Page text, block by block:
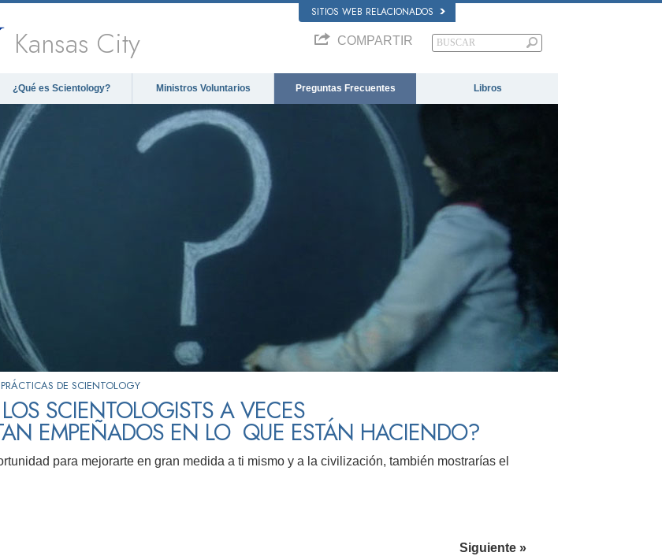
SITIOS WEB RELACIONADOS
Kansas City COMPARTIR
¿Qué es Scientology? Ministros Voluntarios Preguntas Frecuentes Libros
DE SCIENTOLOGY
SCIENTOLOGISTS A VECES
EMPEÑADOS EN LO QUE ESTÁN HACIENDO?
para mejorarte en gran medida a ti mismo y a la civilización, también mostrarías el
Siguiente »